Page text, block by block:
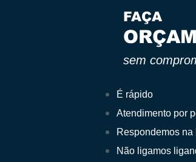
FAÇA
sem
É rápido
Atendimento por
Respondemos na
Não ligamos